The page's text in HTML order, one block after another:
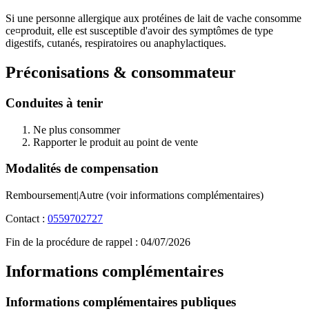
Si une personne allergique aux protéines de lait de vache consomme
ce¤produit, elle est susceptible d'avoir des symptômes de type
digestifs, cutanés, respiratoires ou anaphylactiques.
Préconisations & consommateur
Conduites à tenir
Ne plus consommer
Rapporter le produit au point de vente
Modalités de compensation
Remboursement|Autre (voir informations complémentaires)
Contact : 0559702727
Fin de la procédure de rappel : 04/07/2026
Informations complémentaires
Informations complémentaires publiques